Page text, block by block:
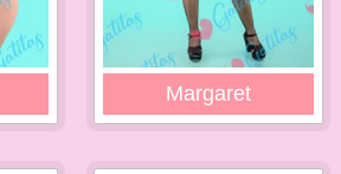
Margaret